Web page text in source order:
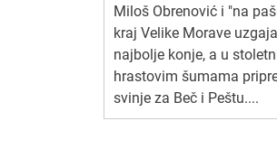
Miloš Obrenović i "na
kraj Velike Morave
najbolje konje, a u
hrastovim šumama
svinje za Beč i Peštu....